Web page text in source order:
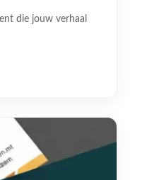
die jouw verhaal